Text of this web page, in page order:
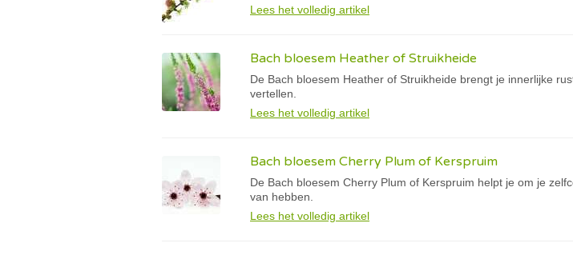
Lees het volledig artikel
Bach bloesem Heather of Struikheide
De Bach bloesem Heather of Struikheide brengt je innerlijke
vertellen.
Lees het volledig artikel
Bach bloesem Cherry Plum of Kerspruim
De Bach bloesem Cherry Plum of Kerspruim helpt je om je
van hebben.
Lees het volledig artikel